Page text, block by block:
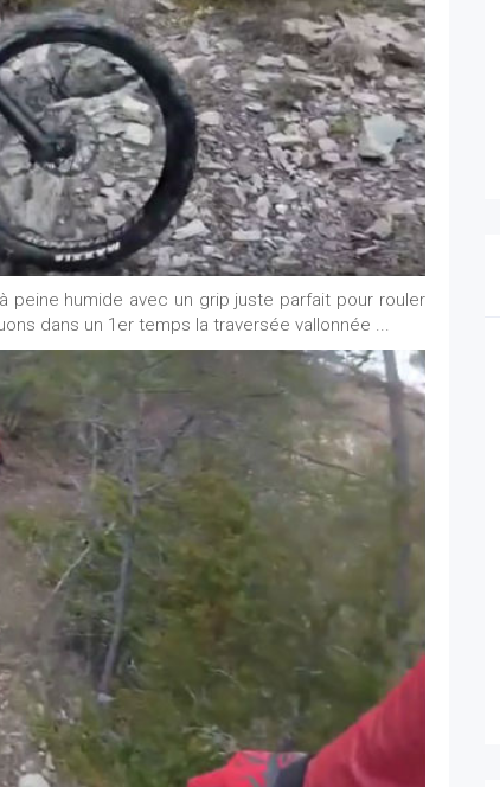
peine humide avec un grip juste parfait pour rouler
dans un 1er temps la traversée vallonnée ...